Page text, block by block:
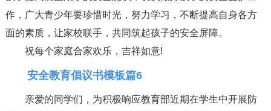
作，广大青少年要珍惜时光，努力学习，不断提高自身各方
面的素质，让家校联手，共同筑起孩子的安全屏障。
祝每个家庭合家欢乐，吉祥如意!
安全教育倡议书模板篇6
亲爱的同学们，为积极响应教育部近期在学生中开展防